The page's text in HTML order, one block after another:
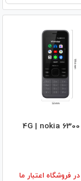
گوشی نوکیا 6300 4G | nokia
در فروشگاه اعتبار ما